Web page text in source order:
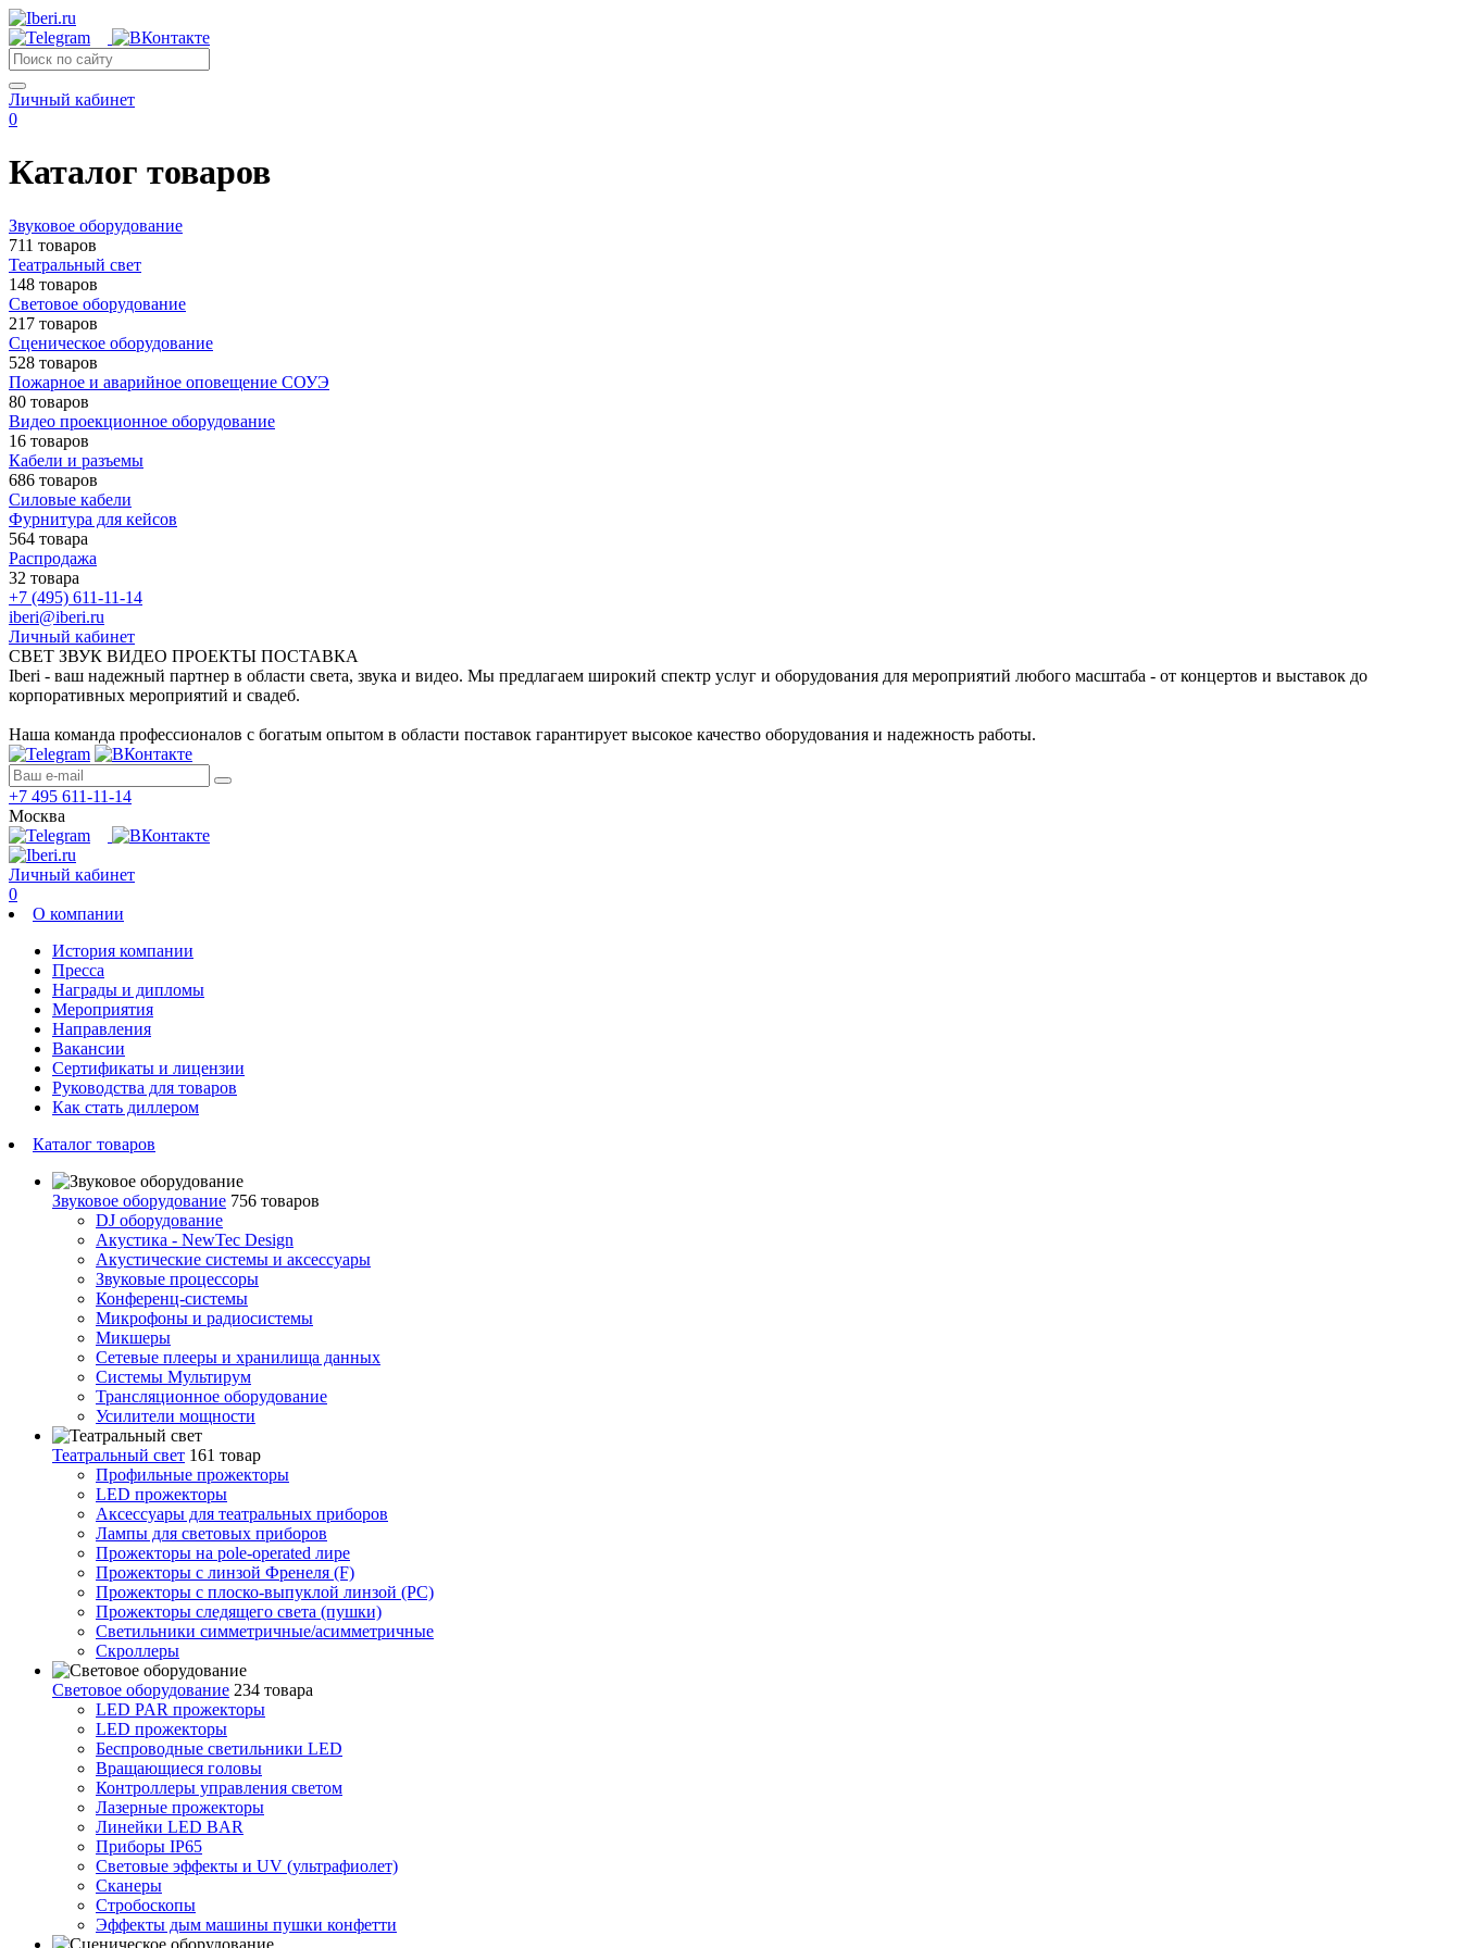
Личный кабинет
0
Каталог товаров
Звуковое оборудование
711 товаров
Театральный свет
148 товаров
Световое оборудование
217 товаров
Сценическое оборудование
528 товаров
Пожарное и аварийное оповещение СОУЭ
80 товаров
Видео проекционное оборудование
16 товаров
Кабели и разъемы
686 товаров
Силовые кабели
Фурнитура для кейсов
564 товара
Распродажа
32 товара
+7 (495) 611-11-14
iberi@iberi.ru
Личный кабинет
СВЕТ ЗВУК ВИДЕО ПРОЕКТЫ ПОСТАВКА
Iberi - ваш надежный партнер в области света, звука и видео. Мы предлагаем широкий спектр услуг и оборудования для мероприятий любого масштаба - от концертов и выставок до
корпоративных мероприятий и свадеб.
Наша команда профессионалов с богатым опытом в области поставок гарантирует высокое качество оборудования и надежность работы.
+7 495 611-11-14
Москва
Личный кабинет
0
О компании
История компании
Пресса
Награды и дипломы
Мероприятия
Направления
Вакансии
Сертификаты и лицензии
Руководства для товаров
Как стать диллером
Каталог товаров
Звуковое оборудование 756 товаров
DJ оборудование
Акустика - NewTec Design
Акустические системы и аксессуары
Звуковые процессоры
Конференц-системы
Микрофоны и радиосистемы
Микшеры
Сетевые плееры и хранилища данных
Системы Мультирум
Трансляционное оборудование
Усилители мощности
Театральный свет 161 товар
Профильные прожекторы
LED прожекторы
Аксессуары для театральных приборов
Лампы для световых приборов
Прожекторы на pole-operated лире
Прожекторы с линзой Френеля (F)
Прожекторы с плоско-выпуклой линзой (PC)
Прожекторы следящего света (пушки)
Светильники симметричные/асимметричные
Скроллеры
Световое оборудование 234 товара
LED PAR прожекторы
LED прожекторы
Беспроводные светильники LED
Вращающиеся головы
Контроллеры управления светом
Лазерные прожекторы
Линейки LED BAR
Приборы IP65
Световые эффекты и UV (ультрафиолет)
Сканеры
Стробоскопы
Эффекты дым машины пушки конфетти